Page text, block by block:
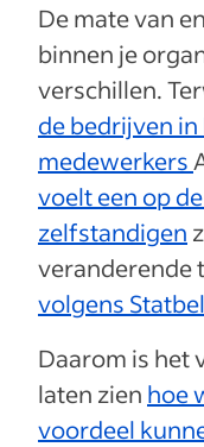
De mate van
binnen je
verschillen.
de bedrijven
medewerkers
voelt een op
zelfstandigen
veranderende
volgens Statbel
Daarom is het
laten zien hoe
voordeel